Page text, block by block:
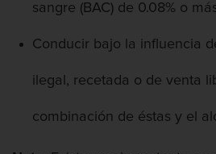
Conducta lasciva
Copulación Oral
sangre (BAC) de 0.08% o
Conducir bajo la influencia
ilegal, recetada o de venta
combinación de éstas y el